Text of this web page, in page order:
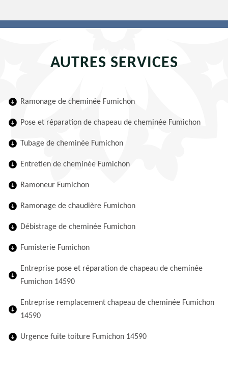
AUTRES SERVICES
Ramonage de cheminée Fumichon
Pose et réparation de chapeau de cheminée Fumichon
Tubage de cheminée Fumichon
Entretien de cheminée Fumichon
Ramoneur Fumichon
Ramonage de chaudière Fumichon
Débistrage de cheminée Fumichon
Fumisterie Fumichon
Entreprise pose et réparation de chapeau de cheminée
Fumichon 14590
Entreprise remplacement chapeau de cheminée Fumichon
14590
Urgence fuite toiture Fumichon 14590